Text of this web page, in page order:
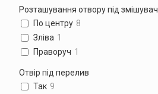
Розташування отвору під змішувач
По центру 8
Зліва 1
Праворуч 1
Отвір під перелив
Так 9